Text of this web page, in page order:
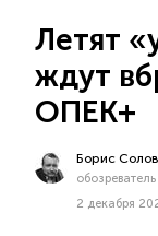
Летят
ждут
ОПЕК+
Борис
2 декабря